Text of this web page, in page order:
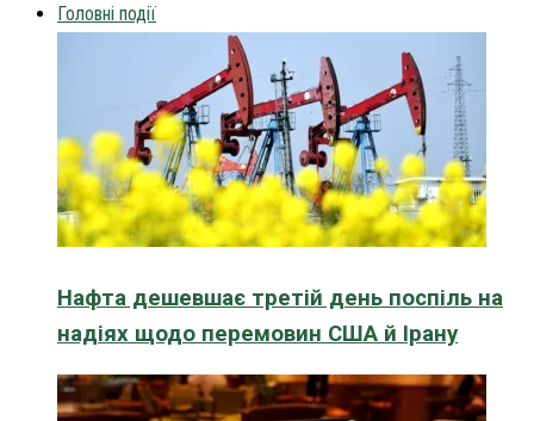
Головні події
Нафта дешевшає третій день поспіль на
надіях щодо перемовин США й Ірану